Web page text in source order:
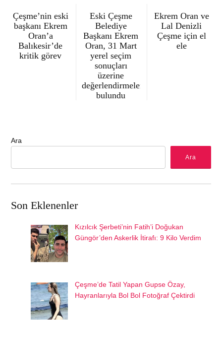
Çeşme’nin eski
başkanı Ekrem
Oran’a
Balıkesir’de
kritik görev
Eski Çeşme
Belediye
Başkanı Ekrem
Oran, 31 Mart
yerel seçim
sonuçları
üzerine
değerlendirmelerde
bulundu
Ekrem Oran ve
Lal Denizli
Çeşme için el
ele
Ara
Ara
Son Eklenenler
Kızılcık Şerbeti’nin Fatih’i Doğukan
Güngör’den Askerlik İtirafı: 9 Kilo Verdim
Çeşme’de Tatil Yapan Gupse Özay,
Hayranlarıyla Bol Bol Fotoğraf Çektirdi